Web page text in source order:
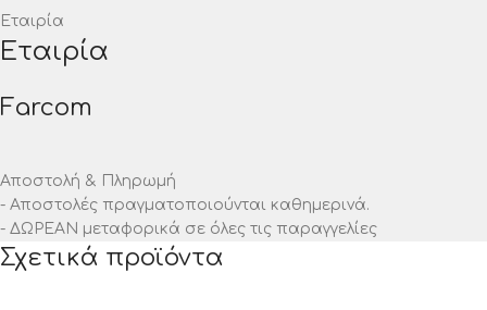
Εταιρία
Εταιρία
Farcom
Αποστολή & Πληρωμή
- Αποστολές πραγματοποιούνται καθημερινά.
- ΔΩΡΕΑΝ μεταφορικά σε όλες τις παραγγελίες
Σχετικά προϊόντα